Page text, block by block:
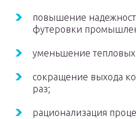
повышение
футеровки
уменьшение тепловых
сокращение выхода
раз;
рационализация